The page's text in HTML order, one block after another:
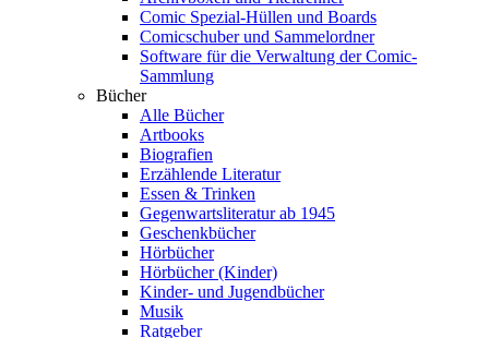
Comic Spezial-Hüllen und Boards
Comicschuber und Sammelordner
Software für die Verwaltung der Comic-
Sammlung
Bücher
Alle Bücher
Artbooks
Biografien
Erzählende Literatur
Essen & Trinken
Gegenwartsliteratur ab 1945
Geschenkbücher
Hörbücher
Hörbücher (Kinder)
Kinder- und Jugendbücher
Musik
Ratgeber